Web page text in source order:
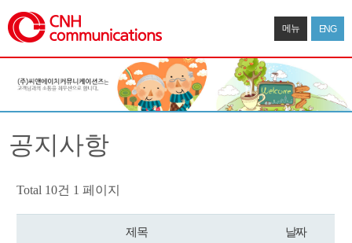
메뉴 ENG
공지사항
Total 10건 1 페이지
제목 날짜